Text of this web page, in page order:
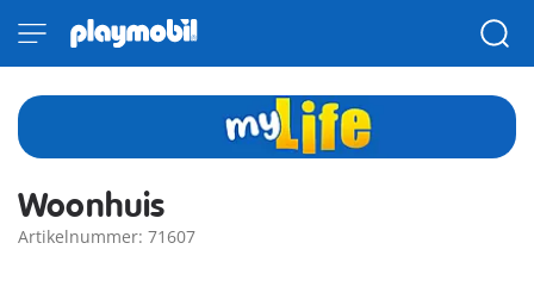
Woonhuis
Artikelnummer: 71607